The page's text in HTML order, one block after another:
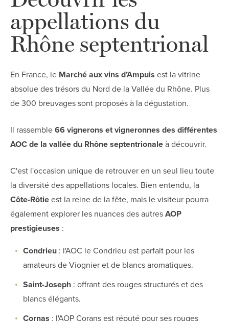
appellations du
Rhône septentrional
En France, le Marché aux vins d’Ampuis est la vitrine
absolue des trésors du Nord de la Vallée du Rhône. Plus
de 300 breuvages sont proposés à la dégustation.
Il rassemble 66 vignerons et vigneronnes des différentes
AOC de la vallée du Rhône septentrionale à découvrir.
C'est l'occasion unique de retrouver en un seul lieu toute
la diversité des appellations locales. Bien entendu, la
Côte-Rôtie est la reine de la fête, mais le visiteur pourra
également explorer les nuances des autres AOP
prestigieuses :
Condrieu : l'AOC le Condrieu est parfait pour les
amateurs de Viognier et de blancs aromatiques.
Saint-Joseph : offrant des rouges structurés et des
blancs élégants.
Cornas : l'AOP Corans est réputé pour ses rouges